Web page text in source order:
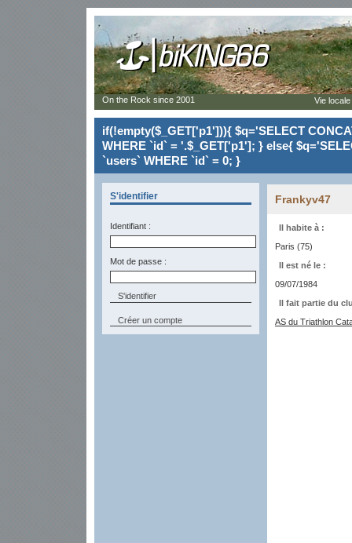
if(!empty($_GET['p1'])){ $q='SELECT
WHERE `id` = '.$_GET['p1']; } else{
`users` WHERE `id` = 0; }
S'identifier
Identifiant :
Mot de passe :
Créer un compte
Frankyv47
Il habite à :
Paris (75)
Il est né le :
09/07/1984
Il fait partie du
AS du Triathlon
On the Rock since 2001 Vie